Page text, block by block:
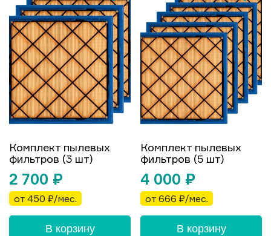
Комплект пылевых
фильтров (3 шт)
2 700 ₽
от 450 ₽/мес.
В корзину
Комплект пылевых
фильтров (5 шт)
4 000 ₽
от 666 ₽/мес.
В корзину